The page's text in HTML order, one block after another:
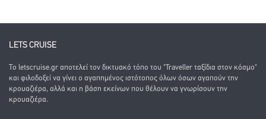
LETS CRUISE
Το letscruise.gr αποτελεί τον δικτυακό τόπο του "Traveller ταξίδια στον κόσμο"
και φιλοδοξεί να γίνει ο αγαπημένος ιστότοπος όλων όσων αγαπούν την
κρουαζιέρα, αλλά και η βάση εκείνων που θέλουν να γνωρίσουν την
κρουαζιέρα.